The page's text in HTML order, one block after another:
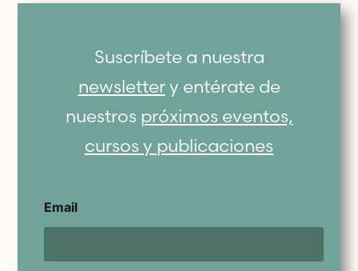
Suscríbete a nuestra
newslettery entérate de
nuestros próximos eventos,
cursos y publicaciones
Email